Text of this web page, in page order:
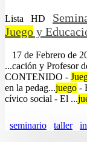
Lista HD
Juego y
17 de Febrero de
...cación y Profesor
CONTENIDO -
en la pedag...juego -
cívico social - El ...
seminario taller